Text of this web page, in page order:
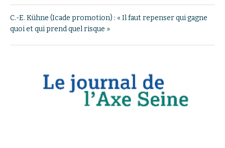
C.-E. Kühne (Icade promotion) : « Il faut repenser qui gagne
quoi et qui prend quel risque »